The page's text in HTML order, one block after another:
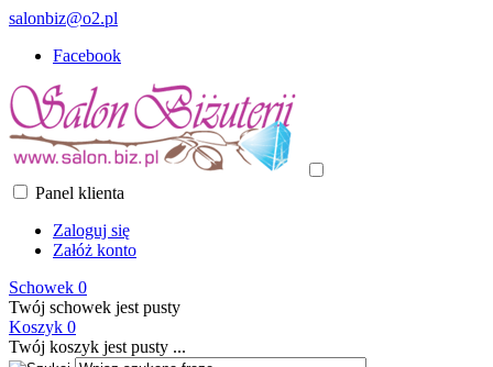
salonbiz@o2.pl
Facebook
Panel klienta
Zaloguj się
Załóż konto
Schowek 0
Twój schowek jest pusty
Koszyk 0
Twój koszyk jest pusty ...